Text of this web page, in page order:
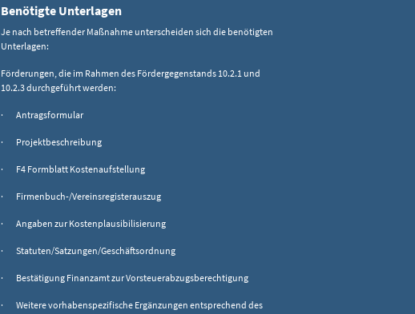
Benötigte Unterlagen
Je nach betreffender Maßnahme unterscheiden sich die benötigten
Unterlagen:
Förderungen, die im Rahmen des Fördergegenstands 10.2.1 und
10.2.3 durchgeführt werden:
· Antragsformular
· Projektbeschreibung
· F4 Formblatt Kostenaufstellung
· Firmenbuch-/Vereinsregisterauszug
· Angaben zur Kostenplausibilisierung
· Statuten/Satzungen/Geschäftsordnung
· Bestätigung Finanzamt zur Vorsteuerabzugsberechtigung
· Weitere vorhabenspezifische Ergänzungen entsprechend des